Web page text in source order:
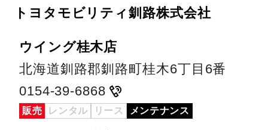
トヨタモビリティ釧路株式会社
ウイング桂木店
北海道釧路郡釧路町桂木6丁目6番
0154-39-6868
販売 レンタル リース メンテナンス